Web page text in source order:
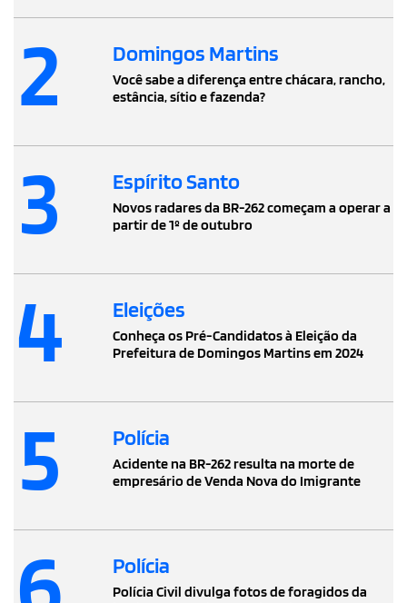
2 Domingos Martins
Você sabe a diferença entre chácara, rancho,
estância, sítio e fazenda?
3 Espírito Santo
Novos radares da BR-262 começam a operar a
partir de 1º de outubro
4 Eleições
Conheça os Pré-Candidatos à Eleição da
Prefeitura de Domingos Martins em 2024
5 Polícia
Acidente na BR-262 resulta na morte de
empresário de Venda Nova do Imigrante
Polícia
Polícia Civil divulga fotos de foragidos da